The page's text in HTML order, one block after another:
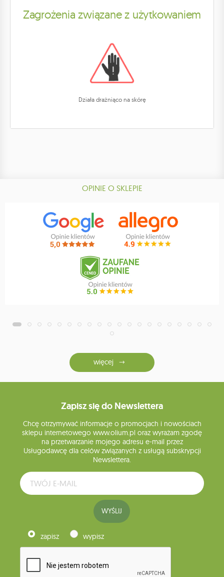
Zagrożenia związane z użytkowaniem
Działa drażniąco na skórę
OPINIE O SKLEPIE
więcej
Zapisz się do Newslettera
Chcę otrzymywać informacje o promocjach i nowościach
sklepu internetowego www.olium.pl oraz wyrażam zgodę
na przetwarzanie mojego adresu e-mail przez
Usługodawcę dla celów związanych z usługą subskrypcji
Newslettera.
WYŚLIJ
zapisz wypisz